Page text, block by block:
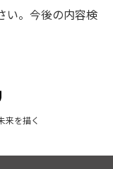
い。今後の内容検
来を描く